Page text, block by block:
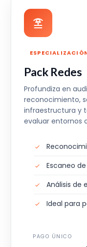
Pack Redes
Profundiza en
reconocimiento,
infraestructura y
evaluar entornos
Escaneo
Análisis de
Ideal para
PAGO ÚNICO